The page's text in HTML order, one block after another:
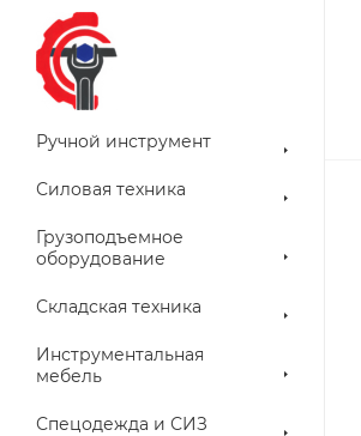
Ручной инструмент
Силовая техника
Грузоподъемное
оборудование
Складская техника
Инструментальная
мебель
Спецодежда и СИЗ